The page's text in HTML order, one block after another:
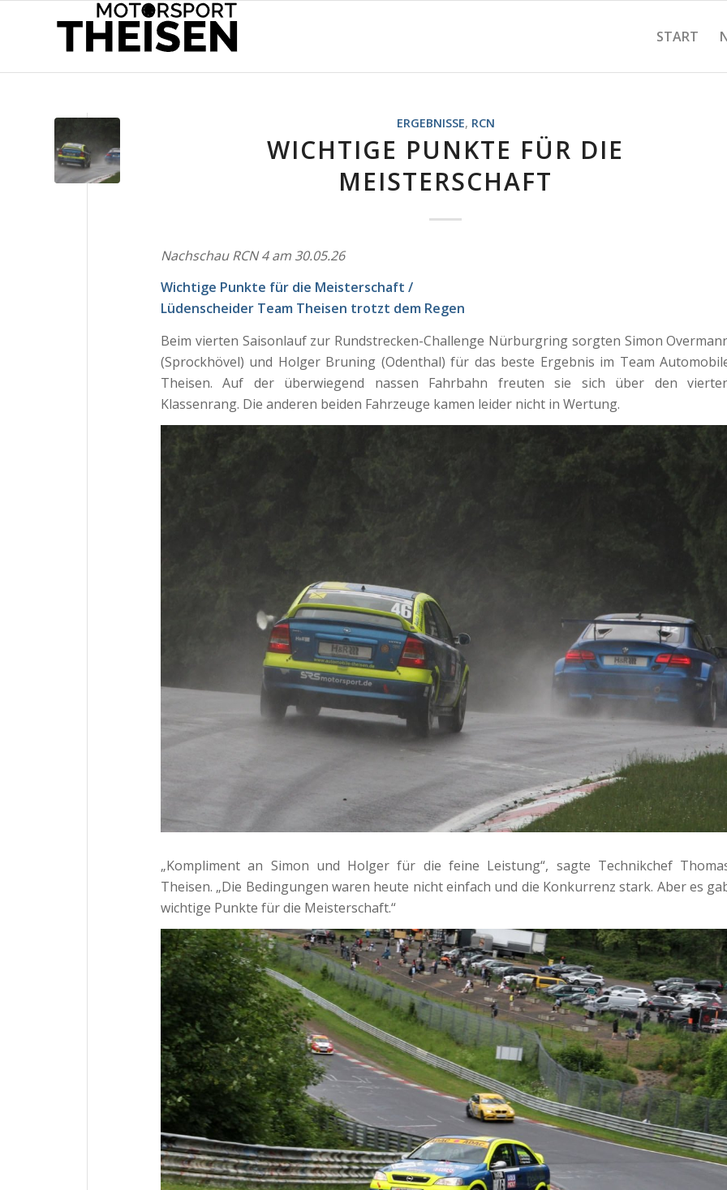
START
ERGEBNISSE, RCN
WICHTIGE PUNKTE FÜR DIE
MEISTERSCHAFT
Nachschau RCN 4 am 30.05.26
Wichtige Punkte für die Meisterschaft /
Lüdenscheider Team Theisen trotzt dem Regen
Beim vierten Saisonlauf zur Rundstrecken-Challenge Nürburgring sorgten Simon
(Sprockhövel) und Holger Bruning (Odenthal) für das beste Ergebnis im Team
Theisen. Auf der überwiegend nassen Fahrbahn freuten sie sich über den
Klassenrang. Die anderen beiden Fahrzeuge kamen leider nicht in Wertung.
„Kompliment an Simon und Holger für die feine Leistung“, sagte Technikchef
Theisen. „Die Bedingungen waren heute nicht einfach und die Konkurrenz stark. Aber es
wichtige Punkte für die Meisterschaft.“